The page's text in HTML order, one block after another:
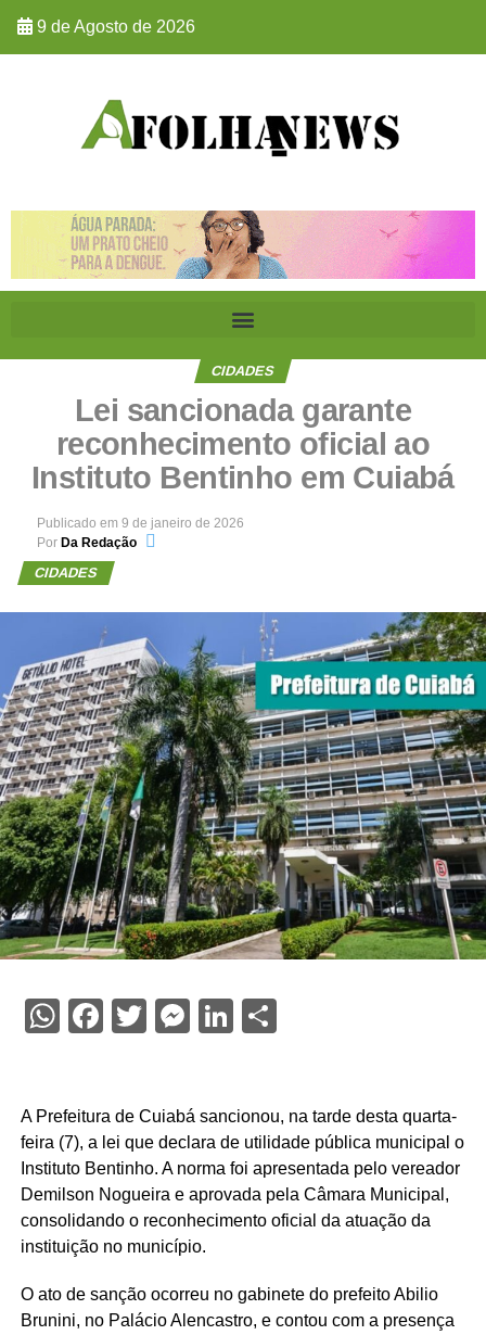
9 de Agosto de 2026
CIDADES
Lei sancionada garante
reconhecimento oficial ao
Instituto Bentinho em Cuiabá
Publicado em 9 de janeiro de 2026
Por Da Redação
CIDADES
WhatsApp
Facebook
Twitter
Messenger
LinkedIn
Share
A Prefeitura de Cuiabá sancionou, na tarde desta quarta-
feira (7), a lei que declara de utilidade pública municipal o
Instituto Bentinho. A norma foi apresentada pelo vereador
Demilson Nogueira e aprovada pela Câmara Municipal,
consolidando o reconhecimento oficial da atuação da
instituição no município.
O ato de sanção ocorreu no gabinete do prefeito Abilio
Brunini, no Palácio Alencastro, e contou com a presença